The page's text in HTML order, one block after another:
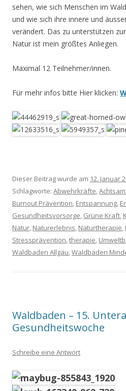
sehen, wie sich Menschen im
und wie sich ihre innere und
verändert. Das zu unterstützen
Natur ist mein größtes Anliegen.
Maximal 12 Teilnehmer/innen.
Für mehr infos bitte Hier klicken:
Dieser Beitrag wurde am 12. Januar
Schlagworte: Abwehrkräfte,
Burnout Prävention, Entspannung,
Gesundheitsvorsorge, Grüne Kraft,
Natur, Naturerlebnis, Naturtherapie,
Stressprävention,therapie,
Waldbaden Allgäu,Waldbaden
Waldbaden – 15.
Gesundheitswoche
Schreibe eine Antwort